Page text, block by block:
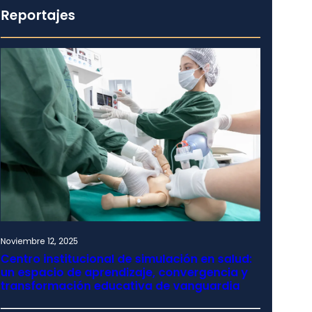
Reportajes
Noviembre 12, 2025
Centro institucional de simulación en salud:
un espacio de aprendizaje, convergencia y
transformación educativa de vanguardia